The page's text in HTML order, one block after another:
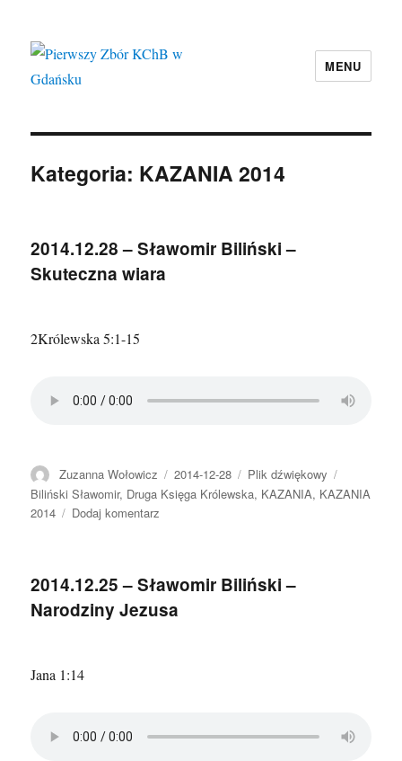
MENU
Kategoria: KAZANIA 2014
2014.12.28 – Sławomir Biliński –
Skuteczna wiara
2Królewska 5:1-15
Autor
Zuzanna Wołowicz
Data
publikacji
2014-12-28 Format
Plik dźwiękowy
Biliński Sławomir, Druga Księga Królewska, KAZANIA, KAZANIA
2014
Dodaj komentarz
Biliński
–
2014.12.25 – Sławomir Biliński –
Narodziny Jezusa
Jana 1:14